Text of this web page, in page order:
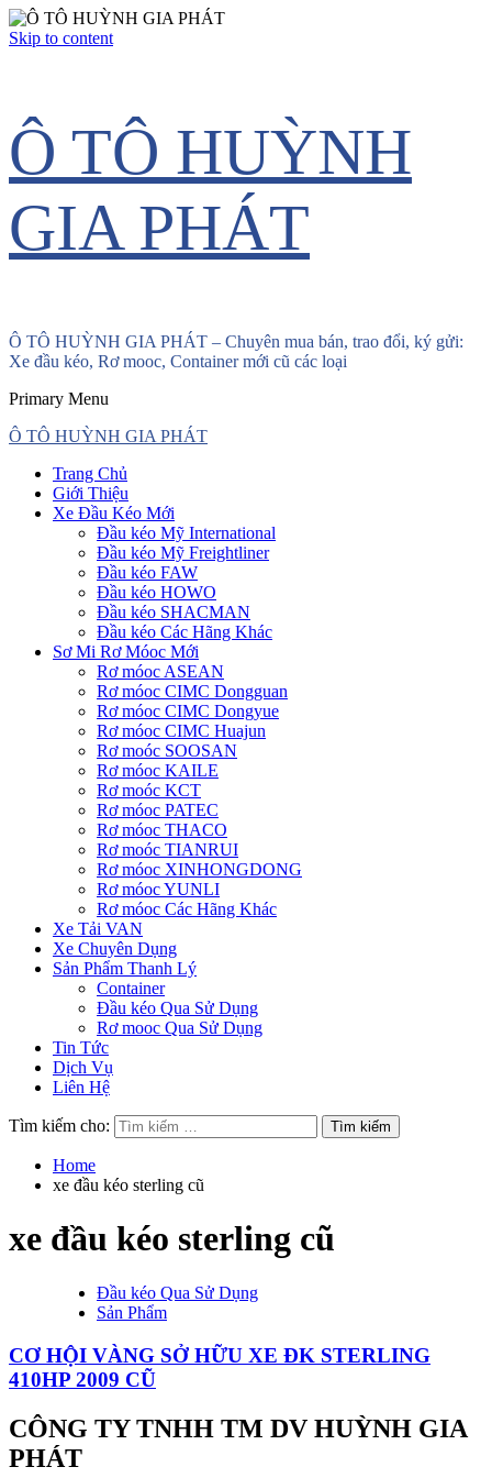
Skip to content
Ô TÔ HUỲNH
GIA PHÁT
Ô TÔ HUỲNH GIA PHÁT – Chuyên mua bán, trao đổi, ký gửi:
Xe đầu kéo, Rơ mooc, Container mới cũ các loại
Primary Menu
Ô TÔ HUỲNH GIA PHÁT
Trang Chủ
Giới Thiệu
Xe Đầu Kéo Mới
Đầu kéo Mỹ International
Đầu kéo Mỹ Freightliner
Đầu kéo FAW
Đầu kéo HOWO
Đầu kéo SHACMAN
Đầu kéo Các Hãng Khác
Sơ Mi Rơ Móoc Mới
Rơ móoc ASEAN
Rơ móoc CIMC Dongguan
Rơ móoc CIMC Dongyue
Rơ móoc CIMC Huajun
Rơ moóc SOOSAN
Rơ móoc KAILE
Rơ moóc KCT
Rơ móoc PATEC
Rơ móoc THACO
Rơ moóc TIANRUI
Rơ móoc XINHONGDONG
Rơ móoc YUNLI
Rơ móoc Các Hãng Khác
Xe Tải VAN
Xe Chuyên Dụng
Sản Phẩm Thanh Lý
Container
Đầu kéo Qua Sử Dụng
Rơ mooc Qua Sử Dụng
Tin Tức
Dịch Vụ
Liên Hệ
Tìm kiếm cho:
Home
xe đầu kéo sterling cũ
xe đầu kéo sterling cũ
Đầu kéo Qua Sử Dụng
Sản Phẩm
CƠ HỘI VÀNG SỞ HỮU XE ĐK STERLING
410HP 2009 CŨ
CÔNG TY TNHH TM DV HUỲNH GIA
PHÁT